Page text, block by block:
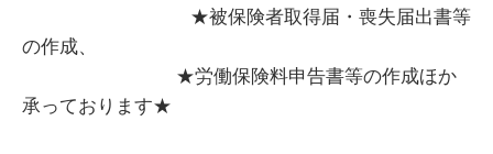
★被保険者取得届・喪失届出書等
の作成、
★労働保険料申告書等の作成ほか
承っております★